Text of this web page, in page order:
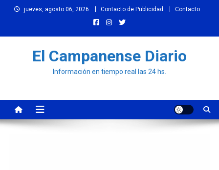
jueves, agosto 06, 2026 Contacto de Publicidad Contacto
El Campanense Diario
Información en tiempo real las 24 hs.